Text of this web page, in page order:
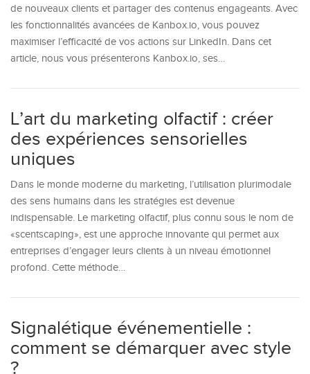
de nouveaux clients et partager des contenus engageants. Avec
les fonctionnalités avancées de Kanbox.io, vous pouvez
maximiser l’efficacité de vos actions sur LinkedIn. Dans cet
article, nous vous présenterons Kanbox.io, ses…
L’art du marketing olfactif : créer
des expériences sensorielles
uniques
Dans le monde moderne du marketing, l’utilisation plurimodale
des sens humains dans les stratégies est devenue
indispensable. Le marketing olfactif, plus connu sous le nom de
«scentscaping», est une approche innovante qui permet aux
entreprises d’engager leurs clients à un niveau émotionnel
profond. Cette méthode…
Signalétique événementielle :
comment se démarquer avec style
?